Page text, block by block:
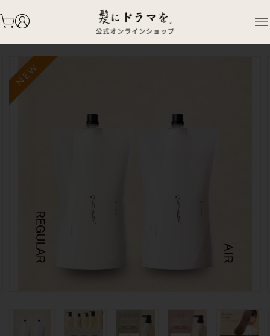
【NEW】【セット定期】つるりんちょ。シャンプー＆トリ
ートメント_レギュラー/エアー（業務用）
NEW